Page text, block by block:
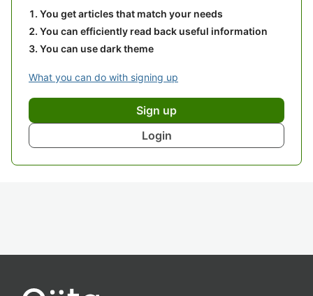
You get articles that match your needs
You can efficiently read back useful information
You can use dark theme
What you can do with signing up
Sign up
Login